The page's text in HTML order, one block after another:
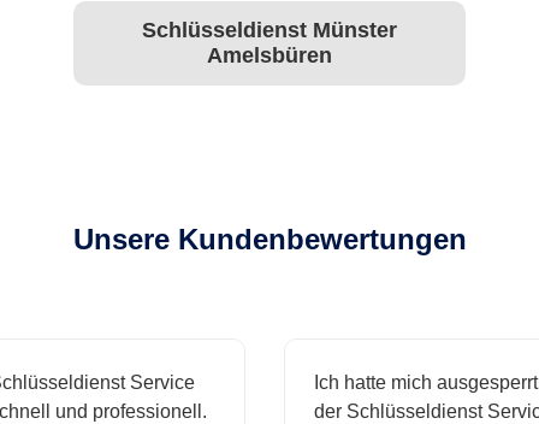
Schlüsseldienst Münster
Amelsbüren
Unsere Kundenbewertungen
Service
und professionell.
Ich hatte mich ausgesperrt
der Schlüsseldienst